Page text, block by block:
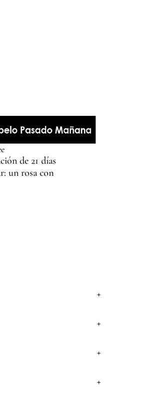
de 21 días
un rosa con
+
+
+
+